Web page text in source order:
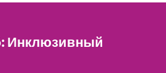
Инклюзивный